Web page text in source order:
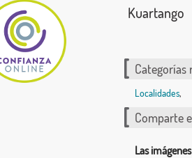
Kuartango
Categorías
Localidades,
Comparte
Las